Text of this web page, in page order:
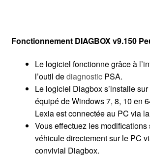
Fonctionnement DIAGBOX v9.150
Le logiciel fonctionne grâce à
l’outil dediagnosticPSA.
Le logiciel Diagbox s’installe
équipé de Windows 7, 8, 10 en
Lexia est connectée au PC via
Vous effectuez les modifications
véhicule directement sur le PC
convivial Diagbox.